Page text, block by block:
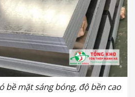
bề mặt sáng bóng, độ bền cao